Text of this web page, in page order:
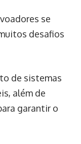
se
desafios
de sistemas
além de
garantir o